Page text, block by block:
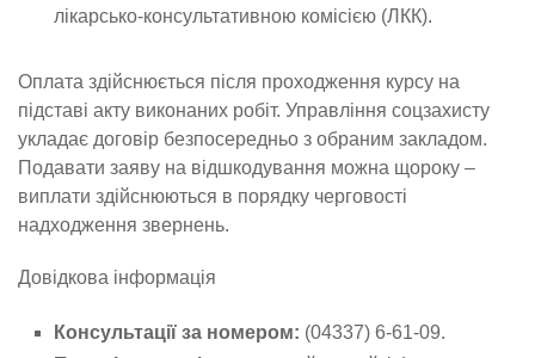
лікарсько-консультативною комісією (ЛКК).
Оплата здійснюється після проходження курсу на
підставі акту виконаних робіт. Управління соцзахисту
укладає договір безпосередньо з обраним закладом.
Подавати заяву на відшкодування можна щороку –
виплати здійснюються в порядку черговості
надходження звернень.
Довідкова інформація
Консультації за номером: (04337) 6-61-09.